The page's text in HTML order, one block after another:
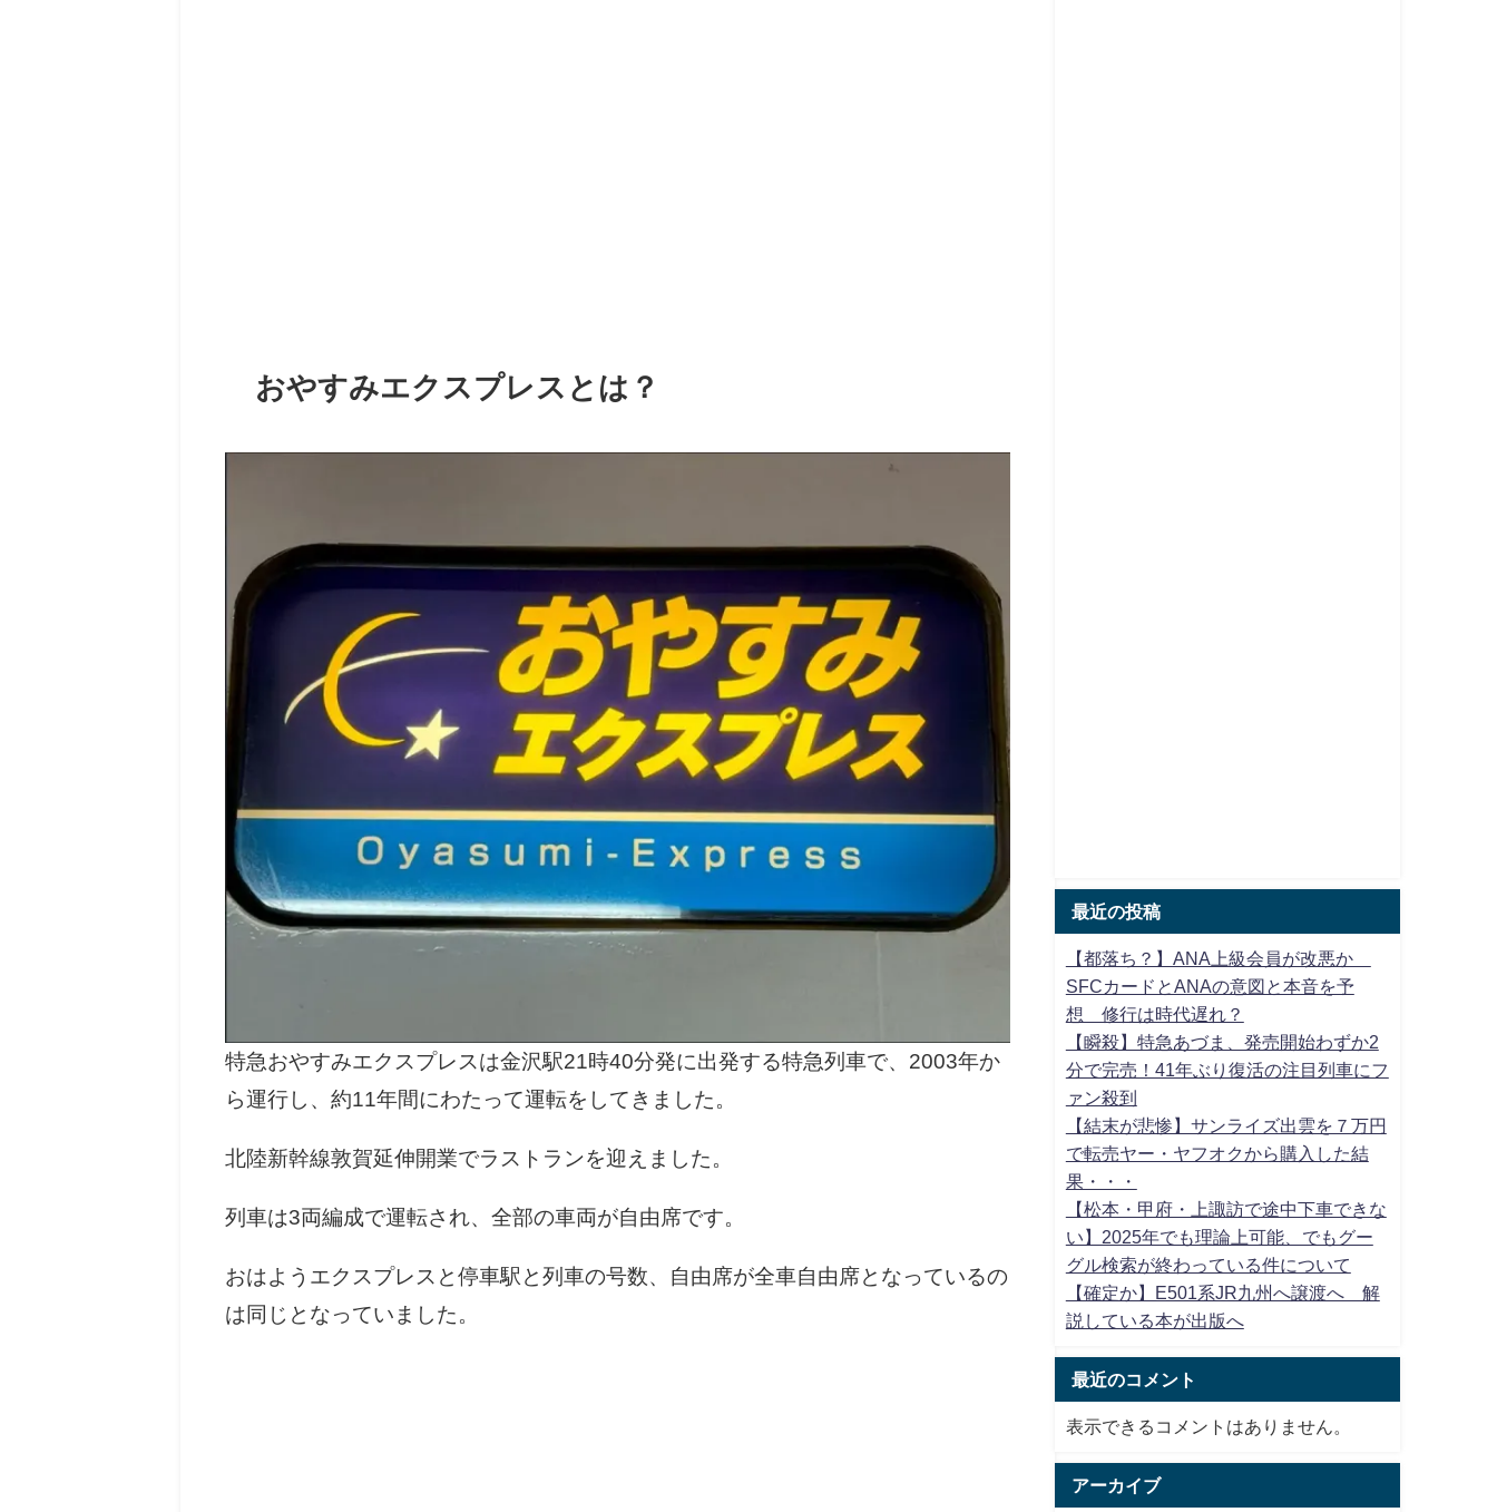
おやすみエクスプレスとは？
特急おやすみエクスプレスは金沢駅21時40分発に出発する特急列車で、2003年か
ら運行し、約11年間にわたって運転をしてきました。
北陸新幹線敦賀延伸開業でラストランを迎えました。
列車は3両編成で運転され、全部の車両が自由席です。
おはようエクスプレスと停車駅と列車の号数、自由席が全車自由席となっているの
は同じとなっていました。
最近の投稿
【都落ち？】ANA上級会員が改悪か
SFCカードとANAの意図と本音を予
想 修行は時代遅れ？
【瞬殺】特急あづま、発売開始わずか2
分で完売！41年ぶり復活の注目列車にフ
ァン殺到
【結末が悲惨】サンライズ出雲を７万円
で転売ヤー・ヤフオクから購入した結
果・・・
【松本・甲府・上諏訪で途中下車できな
い】2025年でも理論上可能、でもグー
グル検索が終わっている件について
【確定か】E501系JR九州へ譲渡へ 解
説している本が出版へ
最近のコメント
表示できるコメントはありません。
アーカイブ